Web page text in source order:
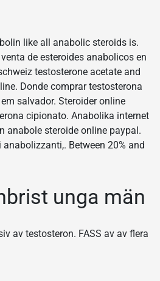
like all anabolic steroids is.
de esteroides anabolicos en
testosterone acetate and
Donde comprar testosterona
salvador. Steroider online
cipionato. Anabolika internet
anabole steroide online paypal.
Between 20% and
unga män
av testosteron. FASS av av flera